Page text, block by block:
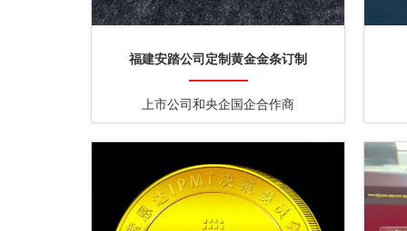
福建安踏公司定制黄金金条订制
上市公司和央企国企合作商